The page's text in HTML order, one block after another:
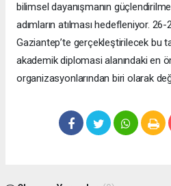
bilimsel dayanışmanın
adımların atılması hedefleniyor.
Gaziantep’te gerçekleştirilecek bu
akademik diplomasi alanındaki en
organizasyonlarından biri olarak